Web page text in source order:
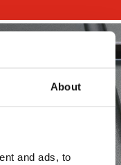
About
and ads, to